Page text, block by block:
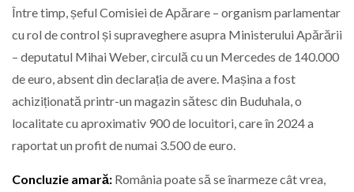
Între timp, șeful Comisiei de Apărare – organism parlamentar
cu rol de control și supraveghere asupra Ministerului Apărării
– deputatul Mihai Weber, circulă cu un Mercedes de 140.000
de euro, absent din declarația de avere. Mașina a fost
achiziționată printr-un magazin sătesc din Buduhala, o
localitate cu aproximativ 900 de locuitori, care în 2024 a
raportat un profit de numai 3.500 de euro.
Concluzie amară: România poate să se înarmeze cât vrea,